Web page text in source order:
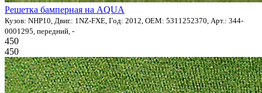
Решетка бамперная на AQUA
Кузов: NHP10, Двиг.: 1NZ-FXE, Год: 2012, OEM: 5311252370, Арт.: 344-
0001295, передний, -
450
450